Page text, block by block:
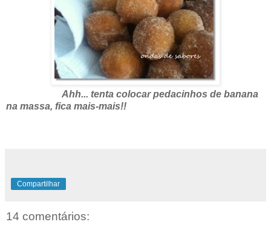
Ahh... tenta colocar pedacinhos de banana
na massa, fica mais-mais!!
Compartilhar
14 comentários: